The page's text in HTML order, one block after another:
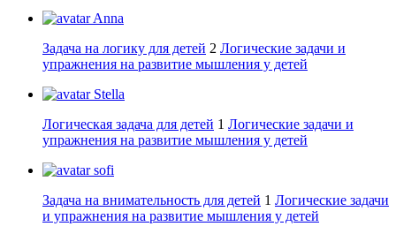
Anna
Задача на логику для детей 2 Логические задачи и
упражнения на развитие мышления у детей
Stella
Логическая задача для детей 1 Логические задачи и
упражнения на развитие мышления у детей
sofi
Задача на внимательность для детей 1 Логические задачи
и упражнения на развитие мышления у детей